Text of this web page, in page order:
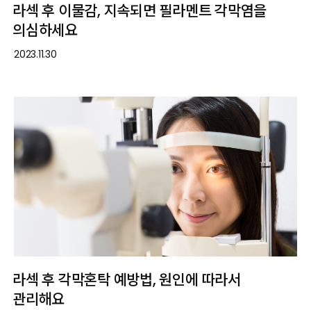
라섹 후 이물감, 지속되면 필라멘트 각막염을
의심하세요
2023.11.30
라섹 후 각막혼탁 예방법, 원인에 따라서
관리해요